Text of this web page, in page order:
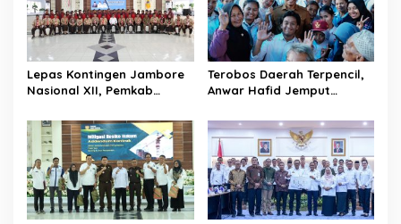
Lepas Kontingen Jambore
Nasional XII, Pemkab
Pramuka Jadi Duta
Karakter dan Kebanggaan
Daerah
Terobos Daerah Terpencil,
Anwar Hafid Jemput
“Tak Boleh Ada Wilayah
yang Tertinggal”